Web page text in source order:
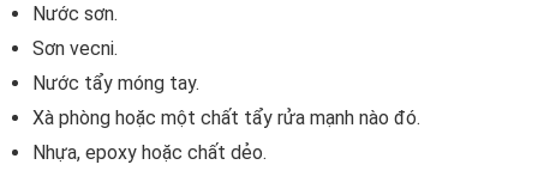
Nước sơn.
Sơn vecni.
Nước tẩy móng tay.
Xà phòng hoặc một chất tẩy rửa mạnh nào đó.
Nhựa, epoxy hoặc chất dẻo.